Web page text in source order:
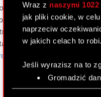
Wraz z naszymi
jak pliki cookie, w
naprzeciw
w jakich celach to robi.
Jeśli wyrazisz na to
Gromadzić
Identyfikować
pozycja pełna
niesamowite
nad płynącym
Cena gry wyniesie 19,99 zł
game/3210/